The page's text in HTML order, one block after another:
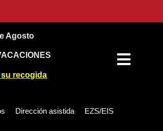
Agosto
su recogida
Dirección asistida EZS/EIS